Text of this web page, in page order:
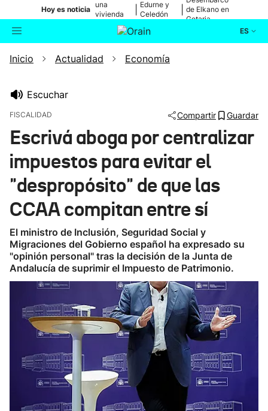
Hoy es noticia
una
vivienda
de Bilbao
Edurne y
Celedón
de Elkano en
Getaria
ES
Buscador Actualidad
Ikusmiran
Eguraldia
Inicio Actualidad Economía
Escuchar
FISCALIDAD Compartir Guardar
Escrivá aboga por centralizar
impuestos para evitar el
"despropósito" de que las
CCAA compitan entre sí
El ministro de Inclusión, Seguridad Social y
Migraciones del Gobierno español ha expresado su
"opinión personal" tras la decisión de la Junta de
Andalucía de suprimir el Impuesto de Patrimonio.